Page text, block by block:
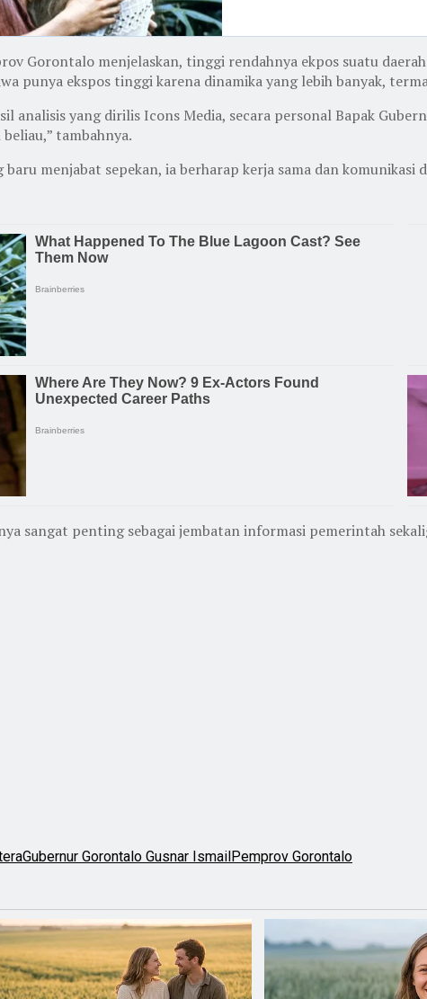
Gorontalo menjelaskan, tinggi rendahnya ekpos suatu
punya ekspos tinggi karena dinamika yang lebih banyak,
analisis yang dirilis Icons Media, secara personal Bapak
tambahnya.
baru menjabat sepekan, ia berharap kerja sama dan
sangat penting sebagai jembatan informasi pemerintah
Gubernur Gorontalo Gusnar Ismail Pemprov Gorontalo